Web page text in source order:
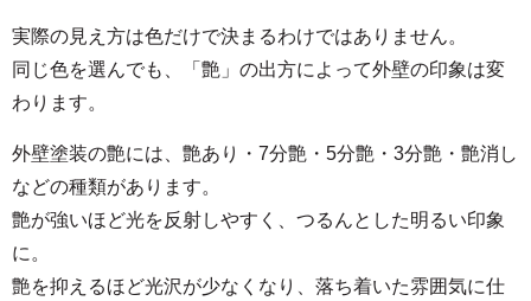
実際の見え方は色だけで決まるわけではありません。
同じ色を選んでも、「艶」の出方によって外壁の印象は変
わります。
外壁塗装の艶には、艶あり・7分艶・5分艶・3分艶・艶消し
などの種類があります。
艶が強いほど光を反射しやすく、つるんとした明るい印象
に。
艶を抑えるほど光沢が少なくなり、落ち着いた雰囲気に仕